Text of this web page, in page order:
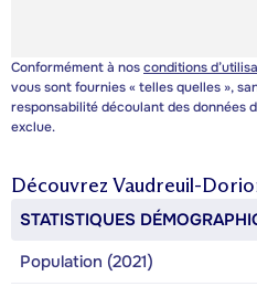
Conformément à nosconditions
vous sont fournies « telles quelles »,
responsabilité découlant des données
exclue.
Découvrez Vaudreuil-
STATISTIQUES
Population (2021)